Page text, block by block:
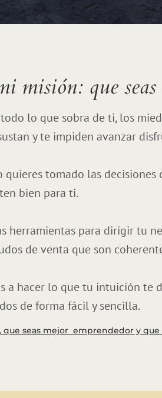
misión: que
lo que sobra de ti, los
y te impiden avanzar
quieres tomado las
bien para ti.
herramientas para dirigir tu
de venta que son
a hacer lo que tu intuición te
de forma fácil y sencilla.
que seas mejor emprendedor y